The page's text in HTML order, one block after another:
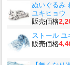
ぬいぐるみ
ユキヒョウ
販売価格
ストール ユ
販売価格